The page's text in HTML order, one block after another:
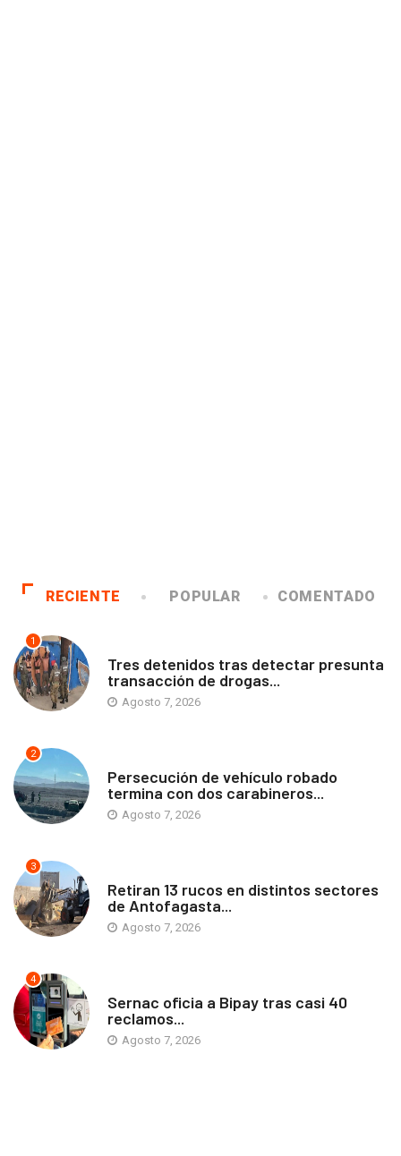
RECIENTE POPULAR COMENTADO
1
Tres detenidos tras detectar presunta
transacción de drogas...
Agosto 7, 2026
2
Persecución de vehículo robado
termina con dos carabineros...
Agosto 7, 2026
3
Retiran 13 rucos en distintos sectores
de Antofagasta...
Agosto 7, 2026
4
Sernac oficia a Bipay tras casi 40
reclamos...
Agosto 7, 2026